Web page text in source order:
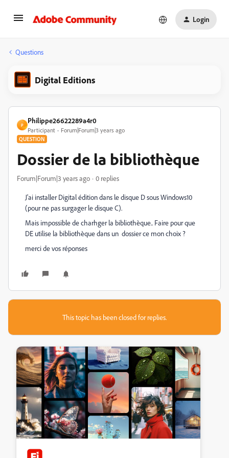
Login
Questions
Digital Editions
P
Philippe26622289a4r0
Participant Forum|Forum|3 years ago
QUESTION
Dossier de la bibliothèque
Forum|Forum|3 years ago 0 replies
J'ai installer Digital édition dans le disque D sous Windows10
(pour ne pas surgager le disque C).
Mais impossible de charhger la bibliothèque.. Faire pour que
DE utilise la bibliothèque dans un dossier ce mon choix ?
merci de vos réponses
This topic has been closed for replies.